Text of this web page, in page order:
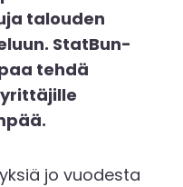
talouden
StatBun-
tehdä
jo vuodesta